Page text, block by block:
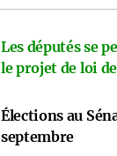
Les députés se
le projet de loi
Élections au
septembre